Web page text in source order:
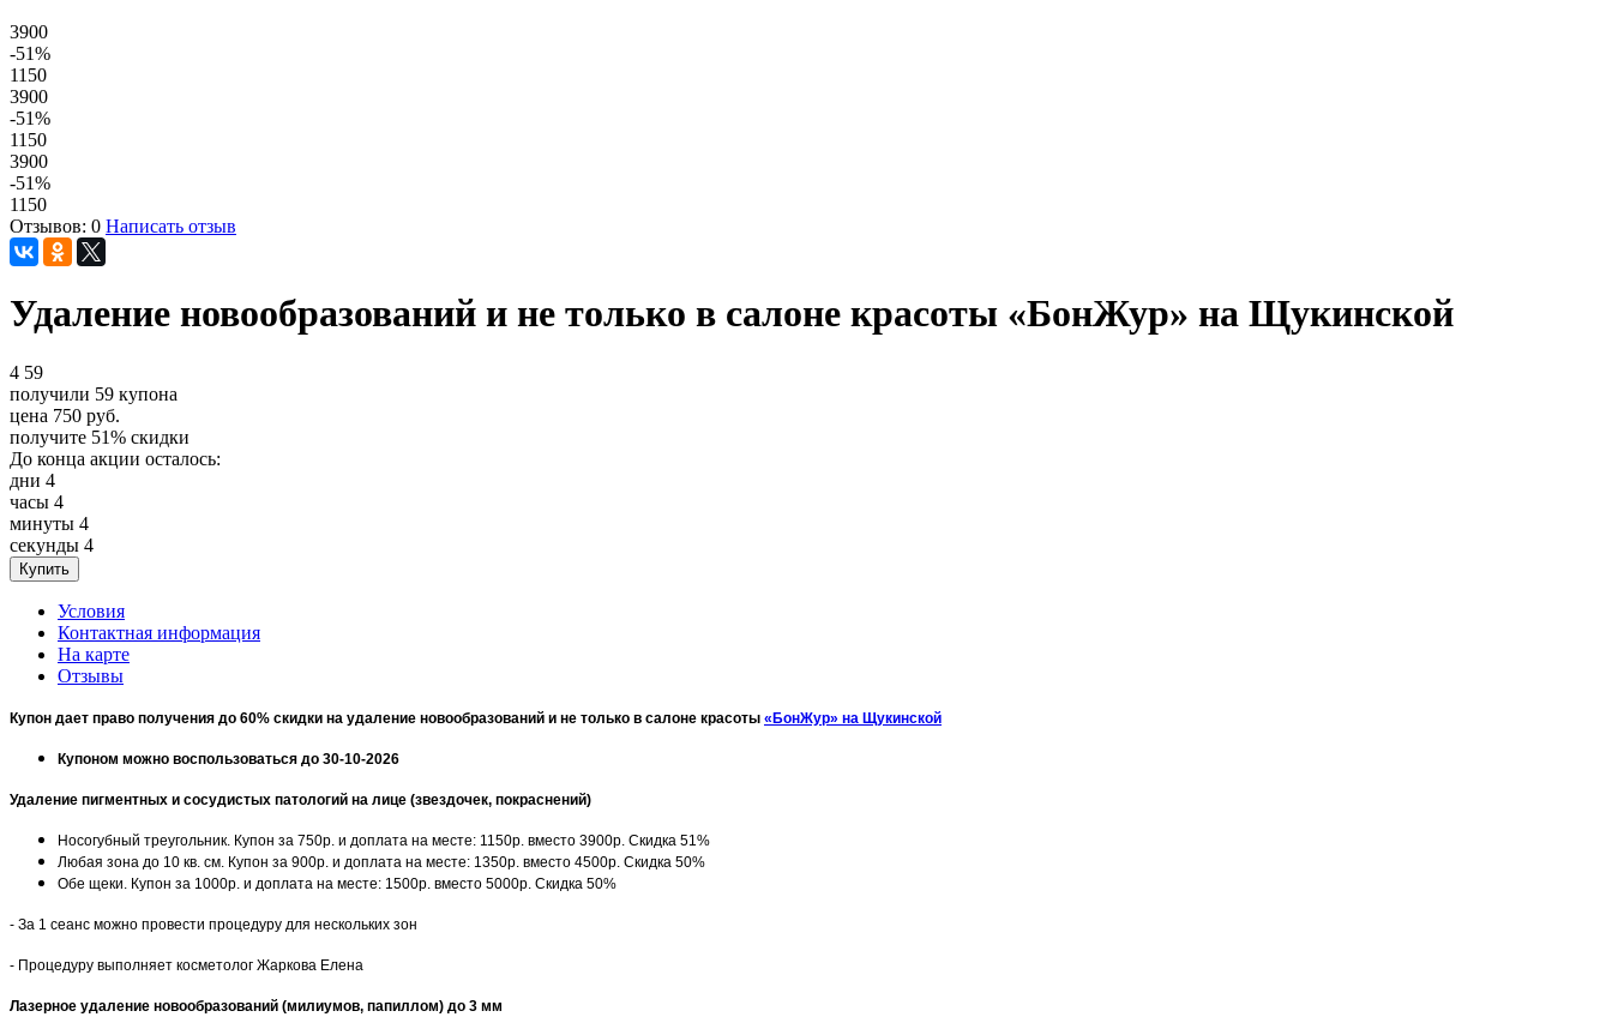
3900
-51%
1150
3900
-51%
1150
3900
-51%
1150
Отзывов: 0 Написать отзыв
Удаление новообразований и не только в салоне красоты «БонЖур» на Щукинской
4 59
получили 59 купона
цена 750 руб.
получите 51% скидки
До конца акции осталось:
дни 4
часы 4
минуты 4
секунды 4
Условия
Контактная информация
На карте
Отзывы
Купон дает право получения до 60% скидки на удаление новообразований и не только в салоне красоты «БонЖур» на Щукинской
Купоном можно воспользоваться до 30-10-2026
Удаление пигментных и сосудистых патологий на лице (звездочек, покраснений)
Носогубный треугольник. Купон за 750р. и доплата на месте: 1150р. вместо 3900р. Скидка 51%
Любая зона до 10 кв. см. Купон за 900р. и доплата на месте: 1350р. вместо 4500р. Скидка 50%
Обе щеки. Купон за 1000р. и доплата на месте: 1500р. вместо 5000р. Скидка 50%
- За 1 сеанс можно провести процедуру для нескольких зон
- Процедуру выполняет косметолог Жаркова Елена
Лазерное удаление новообразований (милиумов, папиллом) до 3 мм